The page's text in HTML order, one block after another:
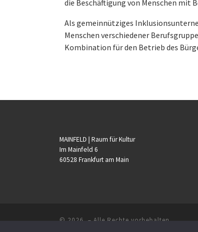
die Beschäftigung von Menschen mit
Als gemeinnütziges
Menschen verschiedener
Kombination für den Betrieb des
MAINFELD | Raum für Kultur
Im Mainfeld 6
60528 Frankfurt am Main
© 2026 – Alle Rechte vorbehalten